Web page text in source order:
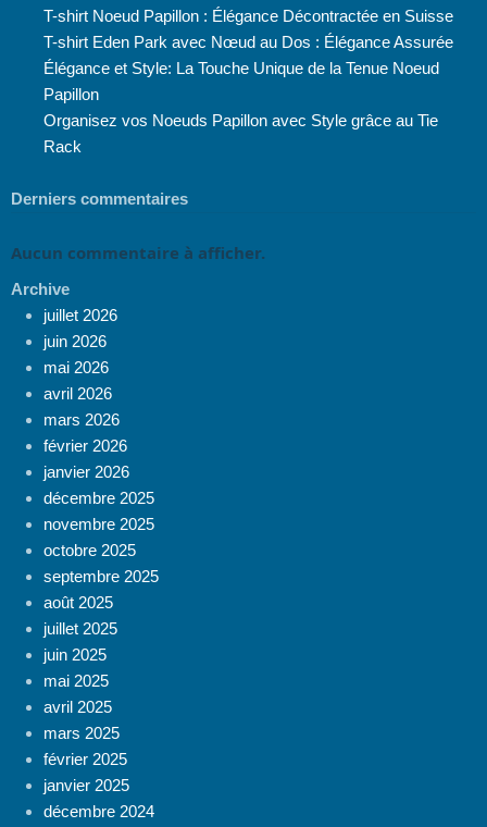
T-shirt Noeud Papillon : Élégance Décontractée en Suisse
T-shirt Eden Park avec Nœud au Dos : Élégance Assurée
Élégance et Style: La Touche Unique de la Tenue Noeud
Papillon
Organisez vos Noeuds Papillon avec Style grâce au Tie
Rack
Derniers commentaires
Aucun commentaire à afficher.
Archive
juillet 2026
juin 2026
mai 2026
avril 2026
mars 2026
février 2026
janvier 2026
décembre 2025
novembre 2025
octobre 2025
septembre 2025
août 2025
juillet 2025
juin 2025
mai 2025
avril 2025
mars 2025
février 2025
janvier 2025
décembre 2024